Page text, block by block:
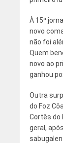
À 15ª
novo
não foi
Quem
novo ao
ganhou
Outra
do Foz
Cortês do
geral,